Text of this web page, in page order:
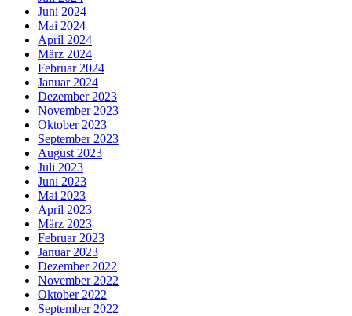
Juni 2024
Mai 2024
April 2024
März 2024
Februar 2024
Januar 2024
Dezember 2023
November 2023
Oktober 2023
September 2023
August 2023
Juli 2023
Juni 2023
Mai 2023
April 2023
März 2023
Februar 2023
Januar 2023
Dezember 2022
November 2022
Oktober 2022
September 2022